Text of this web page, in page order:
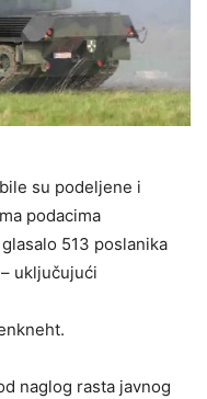
su podeljene i
podacima
513 poslanika
uključujući
naglog rasta javnog